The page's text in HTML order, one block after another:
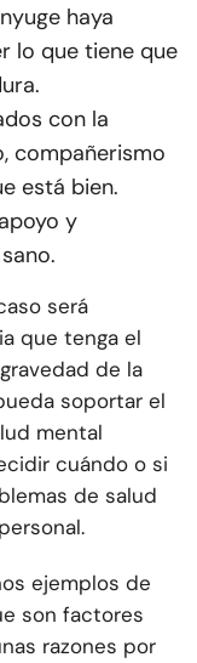
haya
lo que tiene que
con la
compañerismo
está bien.
y
será
que tenga el
de la
soportar el
mental
cuándo o si
de salud
ejemplos de
son factores
razones por